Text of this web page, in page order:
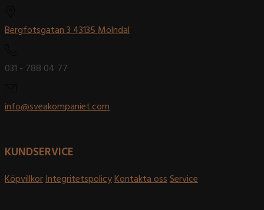
Bergfotsgatan 3 43135 Mölndal
031 - 788 04 77
info@sveakompaniet.com
KUNDSERVICE
KöpvillkorIntegritetspolicyKontakta ossService